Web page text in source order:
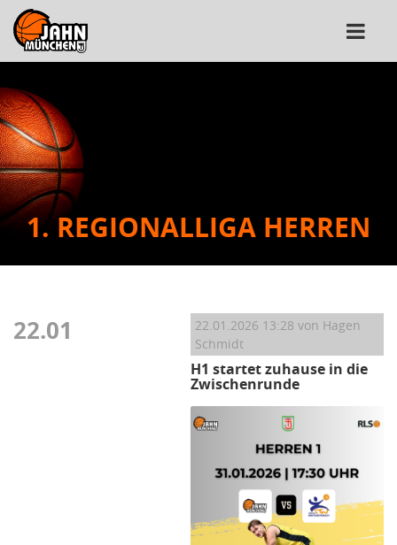
1. REGIONALLIGA HERREN
22.01 22.01.2026 13:28 von Hagen
Schmidt
H1 startet zuhause in die
Zwischenrunde